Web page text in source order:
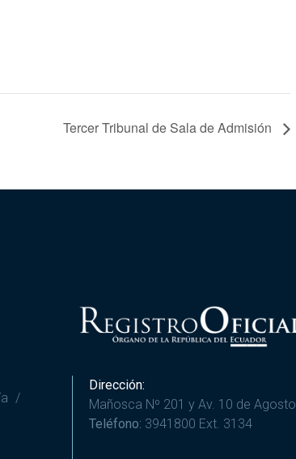
Tercer Tribunal de Sala de Admisión
/
Dirección:
Mañosca Nº 201 y Av. 10 de Agosto
Teléfono: 3941800 Ext. 3134